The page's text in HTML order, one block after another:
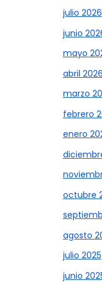
julio 2026
junio
mayo
abril 2026
marzo
febrero
enero
octubre
agosto
julio 2025
junio